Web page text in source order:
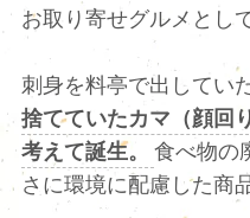
お取り寄せグルメとし
刺身を料亭で出してい
捨てていたカマ（顔回
考えて誕生。
食べ物の
さに環境に配慮した商